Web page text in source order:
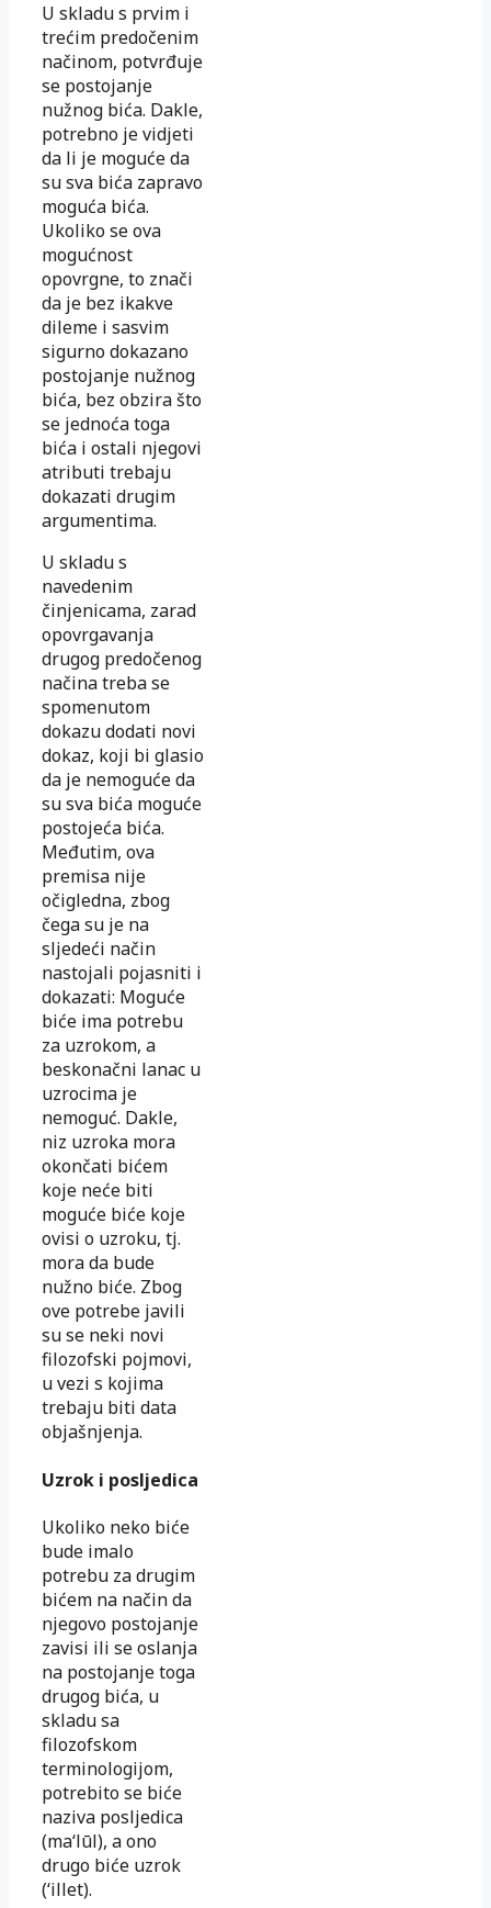
U skladu s prvim i
trećim predočenim
načinom, potvrđuje
se postojanje
nužnog bića. Dakle,
potrebno je vidjeti
da li je moguće da
su sva bića zapravo
moguća bića.
Ukoliko se ova
mogućnost
opovrgne, to znači
da je bez ikakve
dileme i sasvim
sigurno dokazano
postojanje nužnog
bića, bez obzira što
se jednoća toga
bića i ostali njegovi
atributi trebaju
dokazati drugim
argumentima.
U skladu s
navedenim
činjenicama, zarad
opovrgavanja
drugog predočenog
načina treba se
spomenutom
dokazu dodati novi
dokaz, koji bi glasio
da je nemoguće da
su sva bića moguće
postojeća bića.
Međutim, ova
premisa nije
očigledna, zbog
čega su je na
sljedeći način
nastojali pojasniti i
dokazati: Moguće
biće ima potrebu
za uzrokom, a
beskonačni lanac u
uzrocima je
nemoguć. Dakle,
niz uzroka mora
okončati bićem
koje neće biti
moguće biće koje
ovisi o uzroku, tj.
mora da bude
nužno biće. Zbog
ove potrebe javili
su se neki novi
filozofski pojmovi,
u vezi s kojima
trebaju biti data
objašnjenja.
Uzrok i posljedica
Ukoliko neko biće
bude imalo
potrebu za drugim
bićem na način da
njegovo postojanje
zavisi ili se oslanja
na postojanje toga
drugog bića, u
skladu sa
filozofskom
terminologijom,
potrebito se biće
naziva posljedica
(ma‘lūl), a ono
drugo biće uzrok
(‘illet).